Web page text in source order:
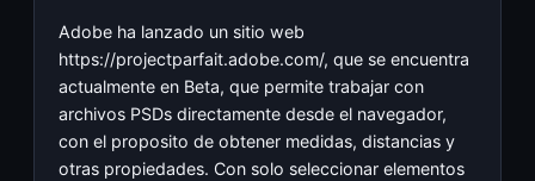
Adobe ha lanzado un sitio web
https://projectparfait.adobe.com/, que se encuentra
actualmente en Beta, que permite trabajar con
archivos PSDs directamente desde el navegador,
con el proposito de obtener medidas, distancias y
otras propiedades. Con solo seleccionar elementos